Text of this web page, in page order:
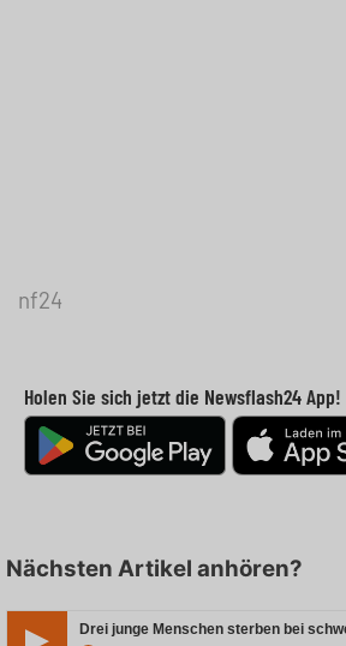
nf24
Holen Sie sich jetzt die Newsflash24 App!
Nächsten Artikel anhören?